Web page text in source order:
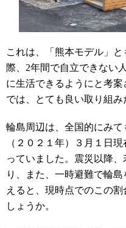
これは、「熊本モデル」と
際、 2年間で自立できない
に生活できるようにと考
では、とても良い取り組み
輪島周辺は、全国的にみ
（２０２１年）３月１日
っていました。震災以降
り、また、一時避難で輪
えると、現時点でのこの
しょうか。